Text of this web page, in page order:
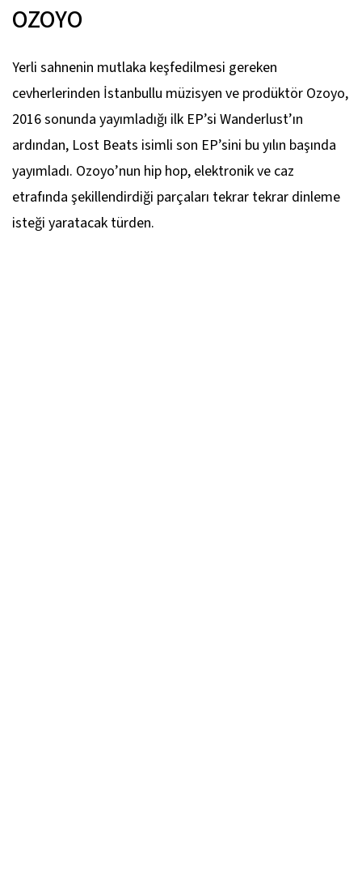
OZOYO
Yerli sahnenin mutlaka keşfedilmesi gereken
cevherlerinden İstanbullu müzisyen ve prodüktör Ozoyo,
2016 sonunda yayımladığı ilk EP’si Wanderlust’ın
ardından, Lost Beats isimli son EP’sini bu yılın başında
yayımladı. Ozoyo’nun hip hop, elektronik ve caz
etrafında şekillendirdiği parçaları tekrar tekrar dinleme
isteği yaratacak türden.